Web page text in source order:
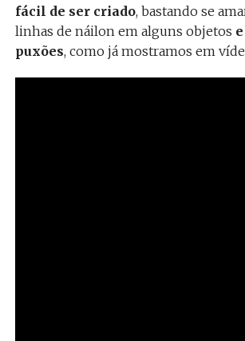
fácil de ser criado, bastando se
linhas de náilon em alguns objetos
puxões, como já mostramos em